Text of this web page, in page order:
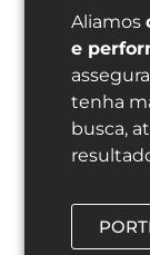
Aliamos
e
tenha
busca,